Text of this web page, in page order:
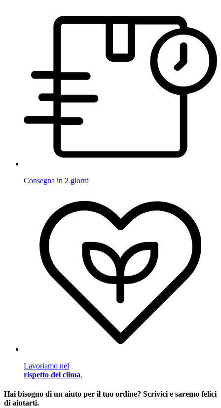
Consegna in 2 giorni
Lavoriamo nel
rispetto del clima.
Hai bisogno di un aiuto per il tuo ordine? Scrivici e saremo felici
di aiutarti.